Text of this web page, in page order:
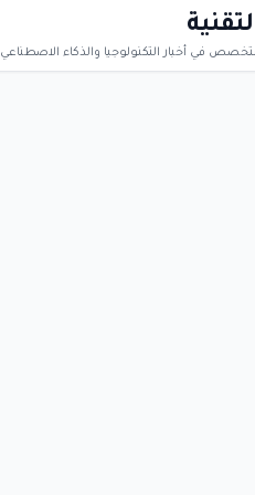
في أخبار التكنولوجيا والذكاء الاصطناعي